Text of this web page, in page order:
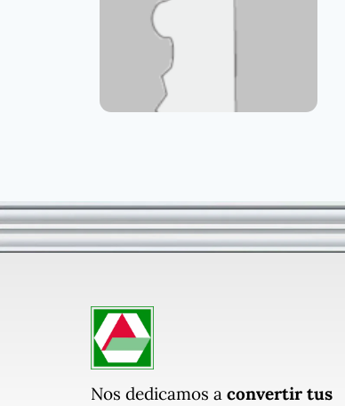
Nos dedicamos a convertir tus